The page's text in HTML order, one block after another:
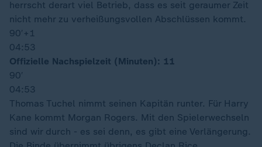
herrscht derart viel Betrieb, dass es seit geraumer Zeit
nicht mehr zu verheißungsvollen Abschlüssen kommt.
90′ +1
04:53
Offizielle Nachspielzeit (Minuten): 11
90′
04:53
Thomas Tuchel nimmt seinen Kapitän runter. Für Harry
Kane kommt Morgan Rogers. Mit den Spielerwechseln
sind wir durch - es sei denn, es gibt eine Verlängerung.